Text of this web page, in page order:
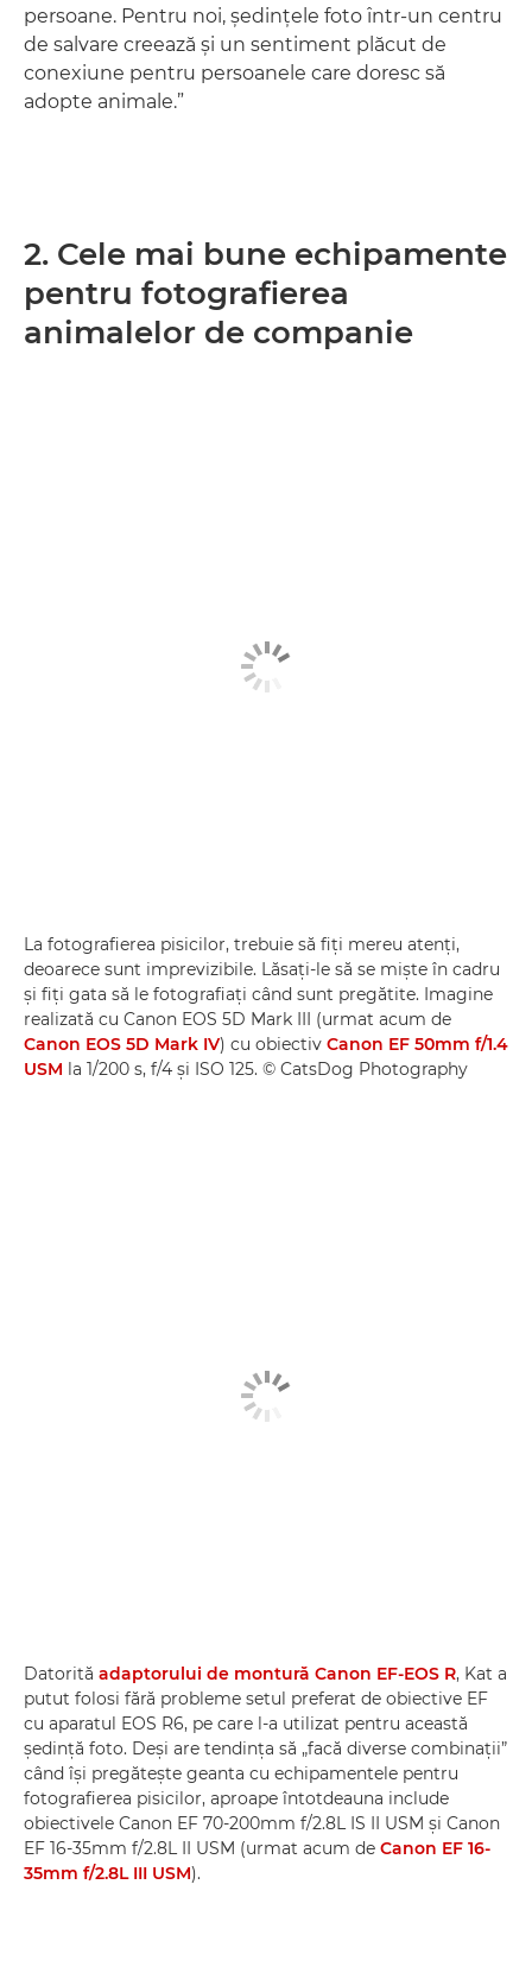
persoane. Pentru noi, şedinţele foto într-un centru
de salvare creează şi un sentiment plăcut de
conexiune pentru persoanele care doresc să
adopte animale.”
2. Cele mai bune echipamente
pentru fotografierea
animalelor de companie
La fotografierea pisicilor, trebuie să fiţi mereu atenţi,
deoarece sunt imprevizibile. Lăsaţi-le să se mişte în cadru
şi fiţi gata să le fotografiaţi când sunt pregătite. Imagine
realizată cu Canon EOS 5D Mark III (urmat acum de
Canon EOS 5D Mark IV) cu obiectiv Canon EF 50mm f/1.4
USM la 1/200 s, f/4 şi ISO 125. © CatsDog Photography
Datorită adaptorului de montură Canon EF-EOS R, Kat a
putut folosi fără probleme setul preferat de obiective EF
cu aparatul EOS R6, pe care l-a utilizat pentru această
şedinţă foto. Deşi are tendinţa să „facă diverse combinaţii”
când îşi pregăteşte geanta cu echipamentele pentru
fotografierea pisicilor, aproape întotdeauna include
obiectivele Canon EF 70-200mm f/2.8L IS II USM şi Canon
EF 16-35mm f/2.8L II USM (urmat acum de Canon EF 16-
35mm f/2.8L III USM).